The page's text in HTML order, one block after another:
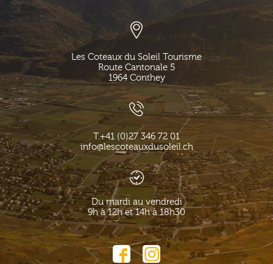
Les Coteaux du Soleil Tourisme
Route Cantonale 5
1964 Conthey
T.+41 (0)27 346 72 01
info@lescoteauxdusoleil.ch
Du mardi au vendredi
9h à 12h et 14h à 18h30